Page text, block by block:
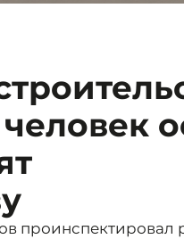
проинспектировал